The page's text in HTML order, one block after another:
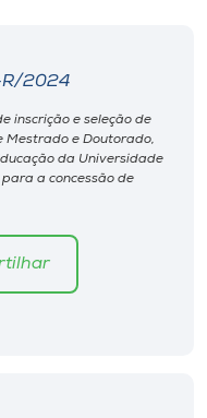
R/2024
inscrição e seleção de
Mestrado e Doutorado,
da Universidade
a concessão de